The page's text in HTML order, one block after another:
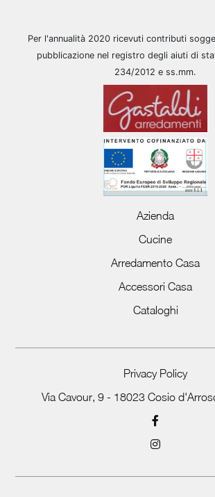
Per l'annualità 2020 ricevuti contributi
pubblicazione nel registro degli aiuti di
234/2012 e ss.mm.
Azienda
Cucine
Arredamento Casa
Accessori Casa
Cataloghi
Privacy Policy
Via Cavour, 9 - 18023 Cosio